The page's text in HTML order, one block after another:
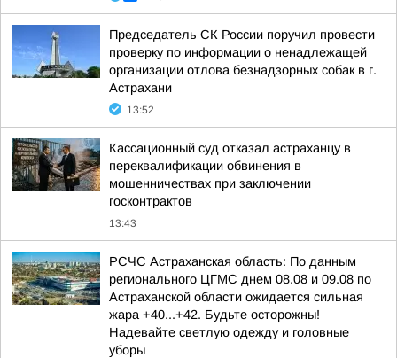
Председатель СК России поручил провести
проверку по информации о ненадлежащей
организации отлова безнадзорных собак в г.
Астрахани
13:52
Кассационный суд отказал астраханцу в
переквалификации обвинения в
мошенничествах при заключении
госконтрактов
13:43
РСЧС Астраханская область: По данным
регионального ЦГМС днем 08.08 и 09.08 по
Астраханской области ожидается сильная
жара +40...+42. Будьте осторожны!
Надевайте светлую одежду и головные
уборы